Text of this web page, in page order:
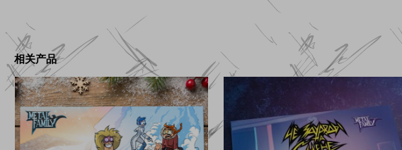
相关产品